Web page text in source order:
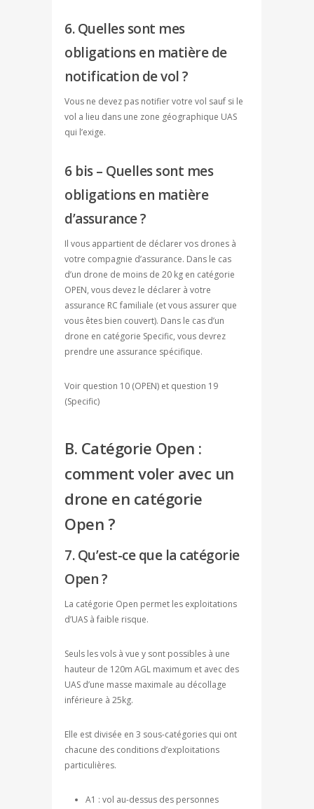
6. Quelles sont mes
obligations en matière de
notification de vol ?
Vous ne devez pas notifier votre vol sauf si le
vol a lieu dans une zone géographique UAS
qui l’exige.
6 bis – Quelles sont mes
obligations en matière
d’assurance ?
Il vous appartient de déclarer vos drones à
votre compagnie d’assurance. Dans le cas
d’un drone de moins de 20 kg en catégorie
OPEN, vous devez le déclarer à votre
assurance RC familiale (et vous assurer que
vous êtes bien couvert). Dans le cas d’un
drone en catégorie Specific, vous devrez
prendre une assurance spécifique.
Voir question 10 (OPEN) et question 19
(Specific)
B. Catégorie Open :
comment voler avec un
drone en catégorie
Open ?
7. Qu’est-ce que la catégorie
Open ?
La catégorie Open permet les exploitations
d’UAS à faible risque.
Seuls les vols à vue y sont possibles à une
hauteur de 120m AGL maximum et avec des
UAS d’une masse maximale au décollage
inférieure à 25kg.
Elle est divisée en 3 sous-catégories qui ont
chacune des conditions d’exploitations
particulières.
A1 : vol au-dessus des personnes